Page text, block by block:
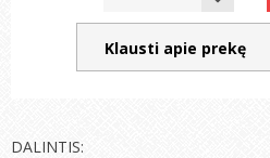
Klausti apie prekę
DALINTIS: